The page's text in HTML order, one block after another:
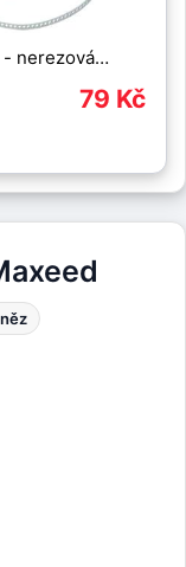
- nerezová…
79 Kč